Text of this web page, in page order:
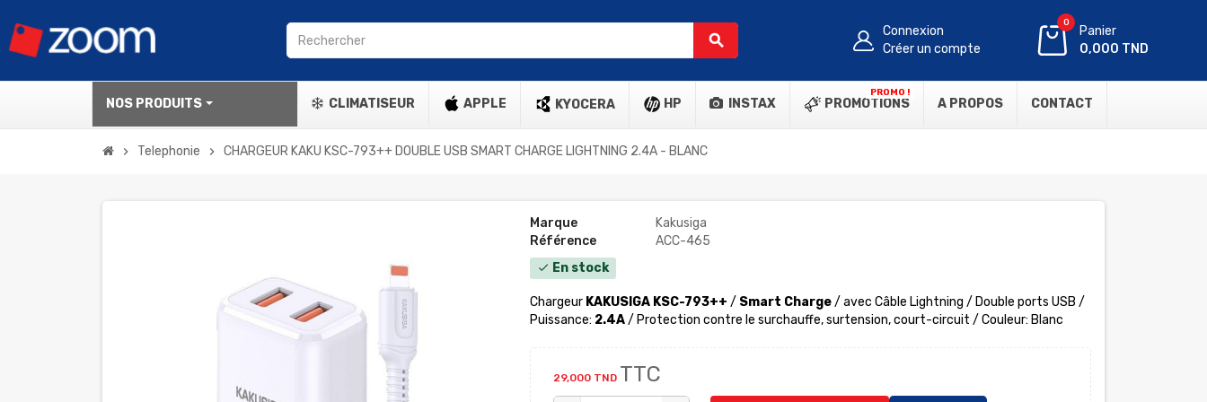
search
Connexion
Créer un compte
0
Panier
0,000 TND
NOS PRODUITS CLIMATISEUR APPLE KYOCERA HP INSTAX PROMOTIONS
PROMO !
A PROPOS CONTACT
chevron_right Telephonie chevron_right CHARGEUR KAKU KSC-793++ DOUBLE USB SMART CHARGE LIGHTNING 2.4A - BLANC
Marque
Kakusiga
Référence
ACC-465
check En stock
Chargeur KAKUSIGA KSC-793++ / Smart Charge/ avec Câble Lightning / Double ports USB /
Puissance: 2.4A/ Protection contre le surchauffe, surtension, court-circuit / Couleur: Blanc
29,000 TND TTC